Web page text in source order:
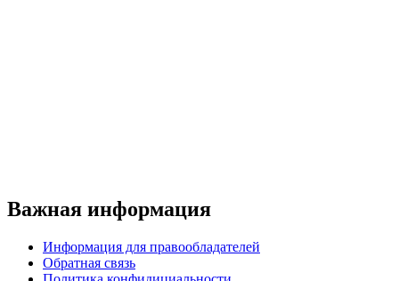
Важная информация
Информация для правообладателей
Обратная связь